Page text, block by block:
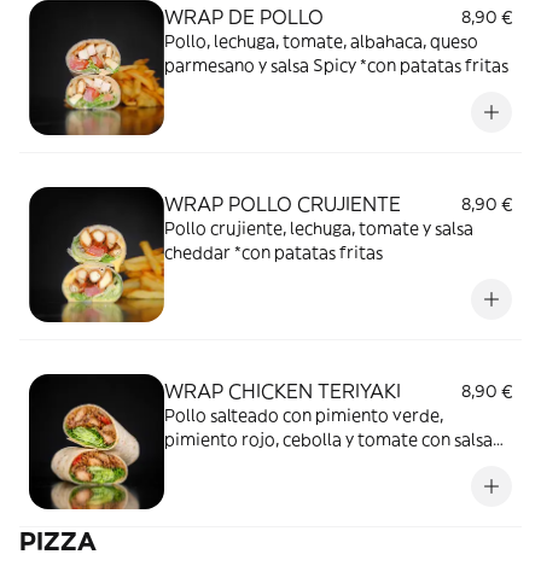
WRAP DE POLLO
8,90 €
Pollo, lechuga, tomate, albahaca, queso
parmesano y salsa Spicy *con patatas fritas
WRAP POLLO CRUJIENTE
8,90 €
Pollo crujiente, lechuga, tomate y salsa
cheddar *con patatas fritas
WRAP CHICKEN TERIYAKI
8,90 €
Pollo salteado con pimiento verde,
pimiento rojo, cebolla y tomate con salsa
PIZZA